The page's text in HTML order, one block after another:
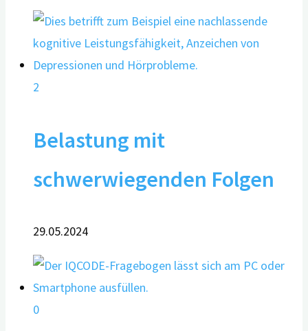
2
Belastung mit
schwerwiegenden Folgen
29.05.2024
0